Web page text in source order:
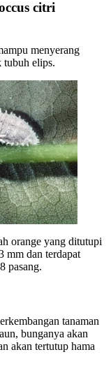
citri
menyerang
tubuh elips.
orange yang ditutupi
mm dan terdapat
pasang.
tanaman
bunganya akan
akan tertutup hama